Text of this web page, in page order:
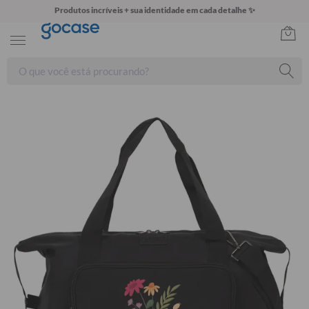
Produtos incríveis + sua identidade em cada detalhe ✨